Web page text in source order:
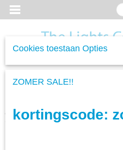
Home>Woonverlichting>
Cookies toestaan Opties
ZOMER SALE!!
kortingscode: